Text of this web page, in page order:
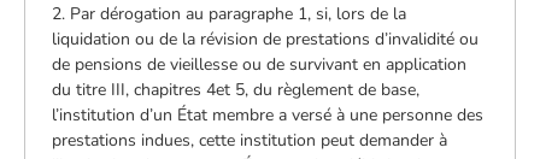
2. Par dérogation au paragraphe 1, si, lors de la
liquidation ou de la révision de prestations d’invalidité ou
de pensions de vieillesse ou de survivant en application
du titre III, chapitres 4et 5, du règlement de base,
l’institution d’un État membre a versé à une personne des
prestations indues, cette institution peut demander à